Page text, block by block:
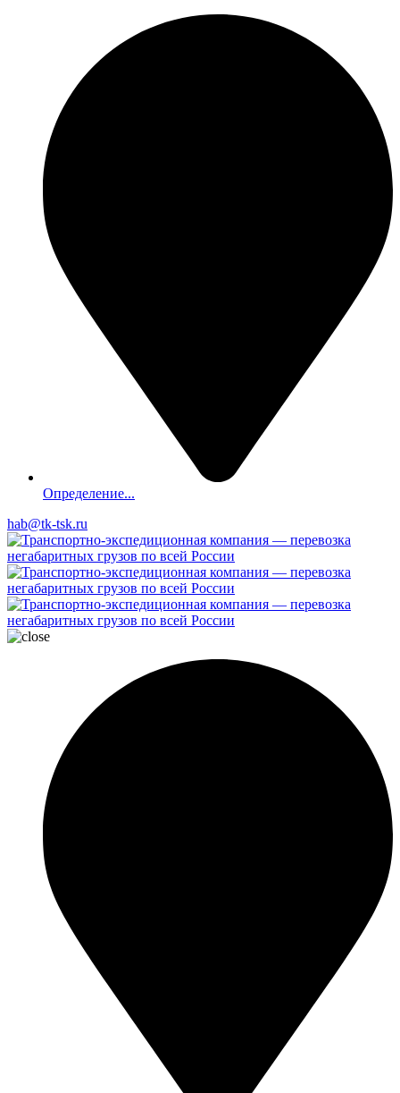
Определение...
hab@tk-tsk.ru